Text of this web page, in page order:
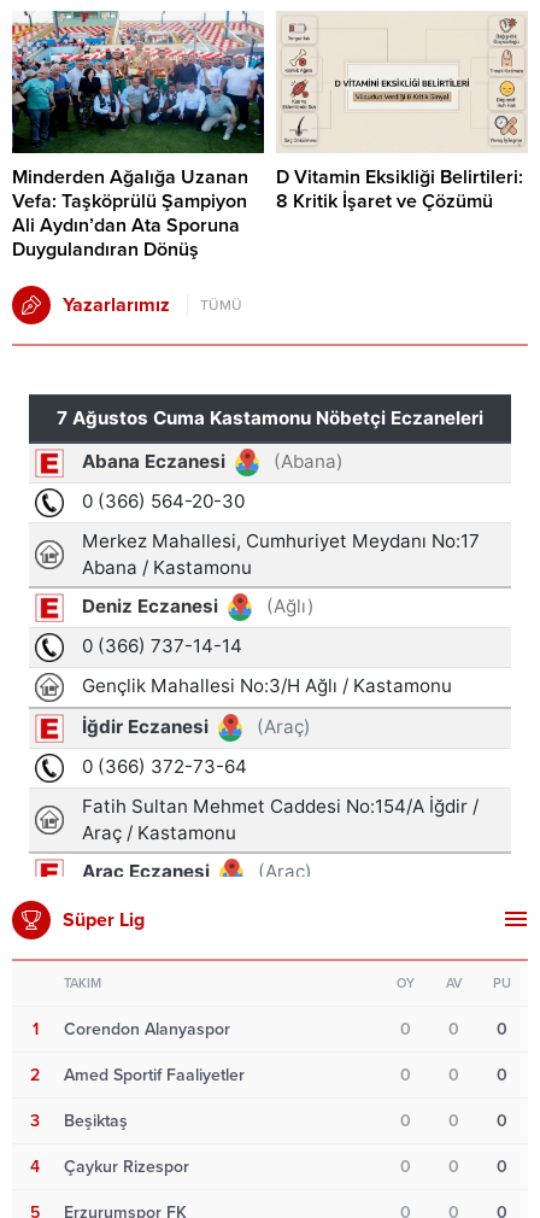
Minderden Ağalığa Uzanan
Vefa: Taşköprülü Şampiyon
Ali Aydın’dan Ata Sporuna
Duygulandıran Dönüş
D Vitamin Eksikliği Belirtileri:
8 Kritik İşaret ve Çözümü
Yazarlarımız TÜMÜ
Süper Lig
TAKIM OY AV PU
1 Corendon Alanyaspor 0 0 0
2 Amed Sportif Faaliyetler 0 0 0
3 Beşiktaş 0 0 0
4 Çaykur Rizespor 0 0 0
5 Erzurumspor FK 0 0 0